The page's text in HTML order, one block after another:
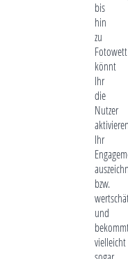
bis
hin
zu
könnt
Ihr
die
Nutzer
Ihr
bzw.
und
vielleicht